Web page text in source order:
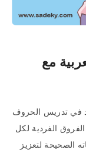
مع
في تدريس الحروف
الفردية لكل
الصحيحة لتعزيز